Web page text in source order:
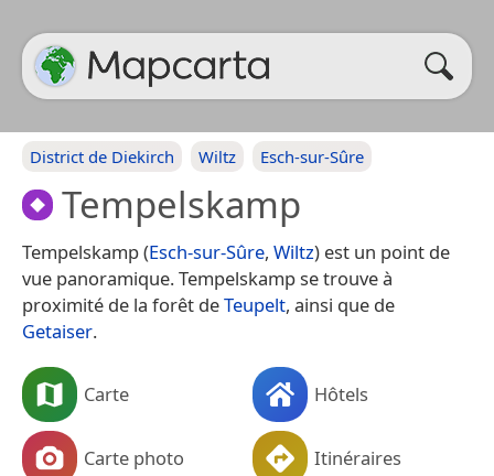
District de Diekirch Wiltz Esch-sur-Sûre
Tempelskamp
Tempelskamp (Esch-sur-Sûre, Wiltz) est un point de
vue panoramique. Tempelskamp se trouve à
proximité de la forêt deTeupelt, ainsi que de
Getaiser.
Carte Hôtels
Carte photo Itinéraires